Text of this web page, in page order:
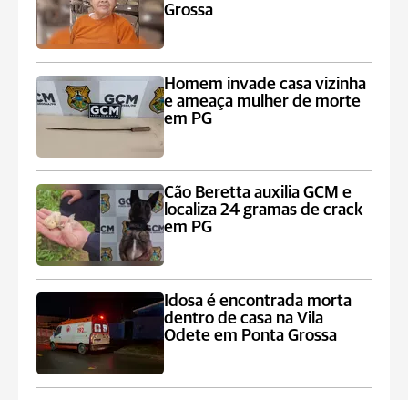
Grossa
Homem invade casa vizinha
e ameaça mulher de morte
em PG
Cão Beretta auxilia GCM e
localiza 24 gramas de crack
em PG
Idosa é encontrada morta
dentro de casa na Vila
Odete em Ponta Grossa